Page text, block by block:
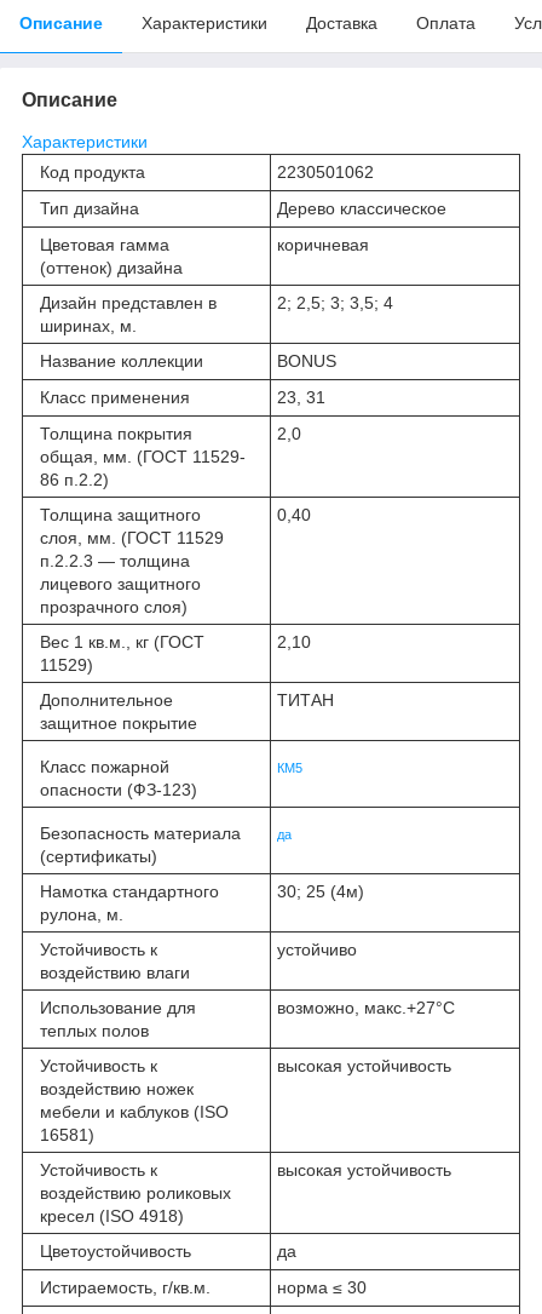
Описание Характеристики Доставка Оплата
Описание
Характеристики
Код продукта
2230501062
Тип дизайна
Дерево классическое
Цветовая гамма
(оттенок) дизайна
коричневая
Дизайн представлен в
ширинах, м.
2; 2,5; 3; 3,5; 4
Название коллекции
BONUS
Класс применения
23, 31
Толщина покрытия
общая, мм. (ГОСТ 11529-
86 п.2.2)
2,0
Толщина защитного
слоя, мм. (ГОСТ 11529
п.2.2.3 ― толщина
лицевого защитного
прозрачного слоя)
0,40
Вес 1 кв.м., кг (ГОСТ
11529)
2,10
Дополнительное
защитное покрытие
ТИТАН
Класс пожарной
опасности (ФЗ-123)
КМ5
Безопасность материала
(сертификаты)
да
Намотка стандартного
рулона, м.
30; 25 (4м)
Устойчивость к
воздействию влаги
устойчиво
Использование для
теплых полов
возможно, макс.+27°С
Устойчивость к
воздействию ножек
мебели и каблуков (ISO
16581)
высокая устойчивость
Устойчивость к
воздействию роликовых
кресел (ISO 4918)
высокая устойчивость
Цветоустойчивость
да
Истираемость, г/кв.м.
норма ≤ 30